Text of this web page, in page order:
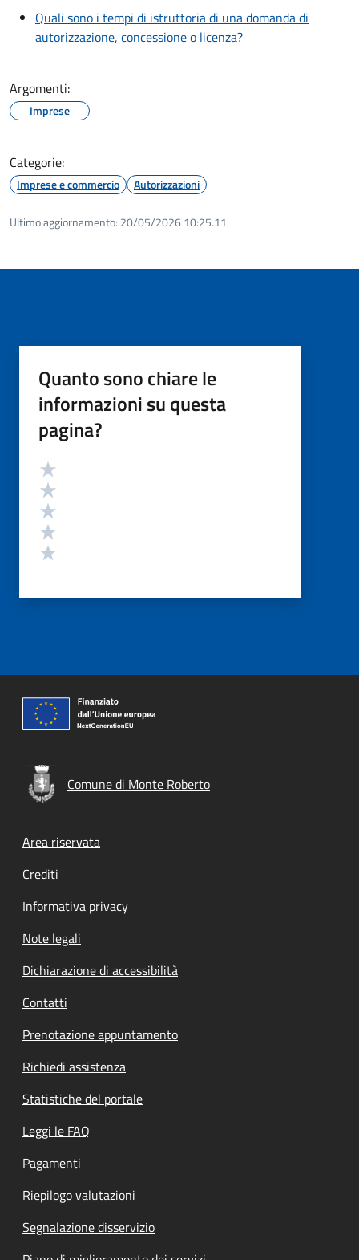
Quali sono i tempi di istruttoria di una domanda di
autorizzazione, concessione o licenza?
Argomenti:
Imprese
Categorie:
Imprese e commercio Autorizzazioni
Ultimo aggiornamento: 20/05/2026 10:25.11
Quanto sono chiare le
informazioni su questa
pagina?
Valutazione
Comune di Monte Roberto
Footer menu
Area riservata
Crediti
Informativa privacy
Note legali
Dichiarazione di accessibilità
Contatti
Prenotazione appuntamento
Richiedi assistenza
Statistiche del portale
Leggi le FAQ
Pagamenti
Riepilogo valutazioni
Segnalazione disservizio